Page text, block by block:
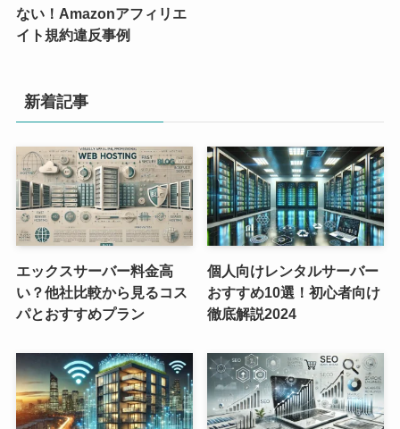
ない！Amazonアフィリエ
イト規約違反事例
新着記事
エックスサーバー料金高
い？他社比較から見るコス
パとおすすめプラン
個人向けレンタルサーバー
おすすめ10選！初心者向け
徹底解説2024